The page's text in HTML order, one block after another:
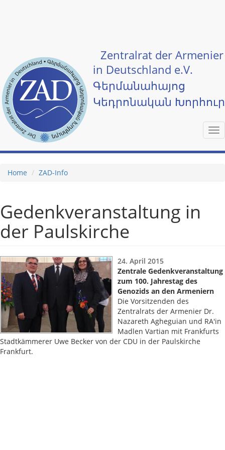
Zentralrat der Armenier
in Deutschland e.V.
Գերմանահայոց
Կեդրոնական
Home ZAD-Info
Gedenkveranstaltung in
der Paulskirche
24. April 2015
Zentrale Gedenkveranstaltung
zum 100. Jahrestag des
Genozids an den Armeniern
Die Vorsitzenden des
Zentralrats der Armenier Dr.
Nazareth Agheguian und RA'in
Madlen Vartian mit Frankfurts
Stadtkämmerer Uwe Becker von der CDU in der Paulskirche
Frankfurt.